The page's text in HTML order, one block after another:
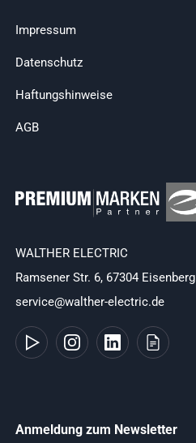
Impressum
Datenschutz
Haftungshinweise
AGB
WALTHER ELECTRIC
Ramsener Str. 6, 67304 Eisenberg
service@walther-electric.de
Anmeldung zum Newsletter